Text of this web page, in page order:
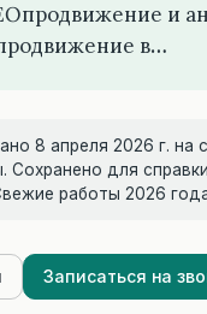
и
в…
8 апреля 2026 г. на
Сохранено для
работы 2026
Записаться на